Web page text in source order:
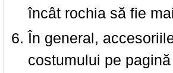
încât rochia să fie
În general,
costumului pe